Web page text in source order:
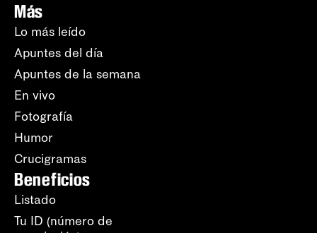
Más
Lo más leído
Apuntes del día
Apuntes de la semana
En vivo
Fotografía
Humor
Crucigramas
Beneficios
Listado
Tu ID (número de